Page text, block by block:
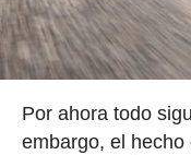
Por ahora todo
embargo, el